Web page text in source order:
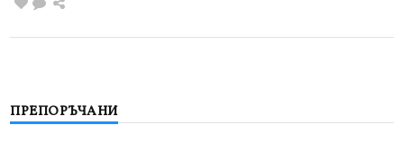
ПРЕПОРЪЧАНИ